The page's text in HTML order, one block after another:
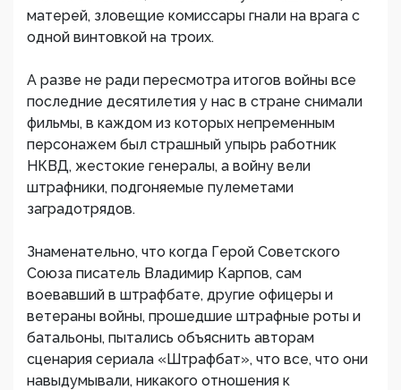
матерей, зловещие комиссары гнали на врага с
одной винтовкой на троих.
А разве не ради пересмотра итогов войны все
последние десятилетия у нас в стране снимали
фильмы, в каждом из которых непременным
персонажем был страшный упырь работник
НКВД, жестокие генералы, а войну вели
штрафники, подгоняемые пулеметами
заградотрядов.
Знаменательно, что когда Герой Советского
Союза писатель Владимир Карпов, сам
воевавший в штрафбате, другие офицеры и
ветераны войны, прошедшие штрафные роты и
батальоны, пытались объяснить авторам
сценария сериала «Штрафбат», что все, что они
навыдумывали, никакого отношения к